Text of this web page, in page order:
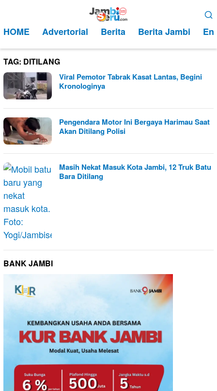
kontenMobile
HOME Advertorial Berita Berita Jambi
TAG: DITILANG
Viral Pemotor Tabrak Kasat Lantas, Begini
Kronologinya
Pengendara Motor Ini Bergaya Harimau Saat
Akan Ditilang Polisi
Masih Nekat Masuk Kota Jambi, 12 Truk Batu
Bara Ditilang
BANK JAMBI